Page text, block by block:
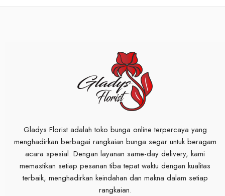
Gladys Florist adalah toko bunga online terpercaya yang
menghadirkan berbagai rangkaian bunga segar untuk beragam
acara spesial. Dengan layanan same-day delivery, kami
memastikan setiap pesanan tiba tepat waktu dengan kualitas
terbaik, menghadirkan keindahan dan makna dalam setiap
rangkaian.